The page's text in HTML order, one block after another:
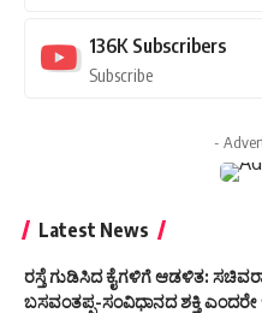
136K Subscribers
Subscribe
-
Latest News
ರಸ್ತೆ ಗುಡಿಸಿದ ಕೈಗಳಿಗೆ ಆಡಳಿತ:
ಬಸವಂತಪ್ಪ-ಸಂವಿಧಾನದ ಶಕ್ತಿ